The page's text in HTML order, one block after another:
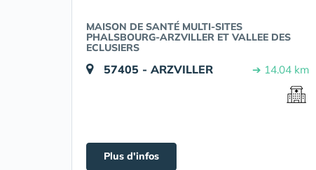
MAISON DE SANTÉ MULTI-SITES
PHALSBOURG-ARZVILLER ET VALLEE DES
ECLUSIERS
57405 - ARZVILLER ➔ 14.04 km
Plus d'infos